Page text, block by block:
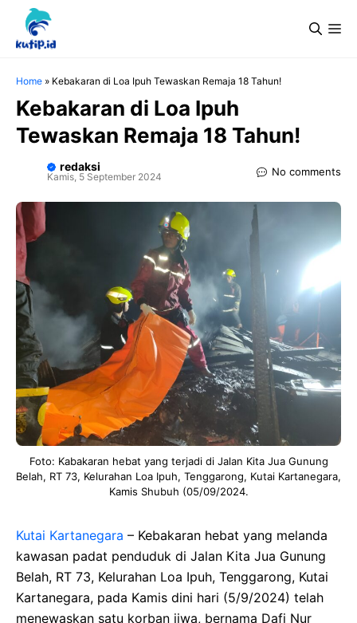
Langsung
Home » Kebakaran di Loa Ipuh Tewaskan Remaja 18 Tahun!
Kebakaran di Loa Ipuh
Tewaskan Remaja 18 Tahun!
redaksi
Kamis, 5 September 2024 No comments
Foto: Kabakaran hebat yang terjadi di Jalan Kita Jua Gunung
Belah, RT 73, Kelurahan Loa Ipuh, Tenggarong, Kutai Kartanegara,
Kamis Shubuh (05/09/2024.
Kutai Kartanegara – Kebakaran hebat yang melanda
kawasan padat penduduk di Jalan Kita Jua Gunung
Belah, RT 73, Kelurahan Loa Ipuh, Tenggarong, Kutai
Kartanegara, pada Kamis dini hari (5/9/2024) telah
menewaskan satu korban jiwa, bernama Dafi Nur